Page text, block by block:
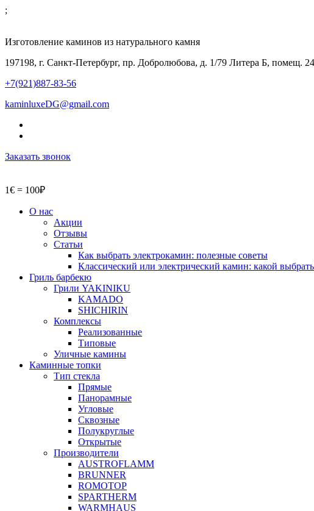
;
Изготовление каминов из натурального камня
197198, г. Санкт-Петербург, пр. Добролюбова, д. 1/79 Литера Б, помещ.
+7(921)887-83-56
kaminluxeDG@gmail.com
Заказать звонок
1€ = 100₽
О нас
Акции
Отзывы
Статьи
Как выбрать электрокамин: полезные советы
Классический или электрический камин: какой
Гриль барбекю
Грили YAKINIKU
KAMADO
SHICHIRIN
Комплексы
Реализованные
Типовые
Уличные камины
Каминные топки
Тип стекла
Прямые
Панорамные
Угловые
Сквозные
Полукруглые
Открытые
Производители
AUSTROFLAMM
BRUNNER
ROMOTOP
SPARTHERM
WARMHAUS